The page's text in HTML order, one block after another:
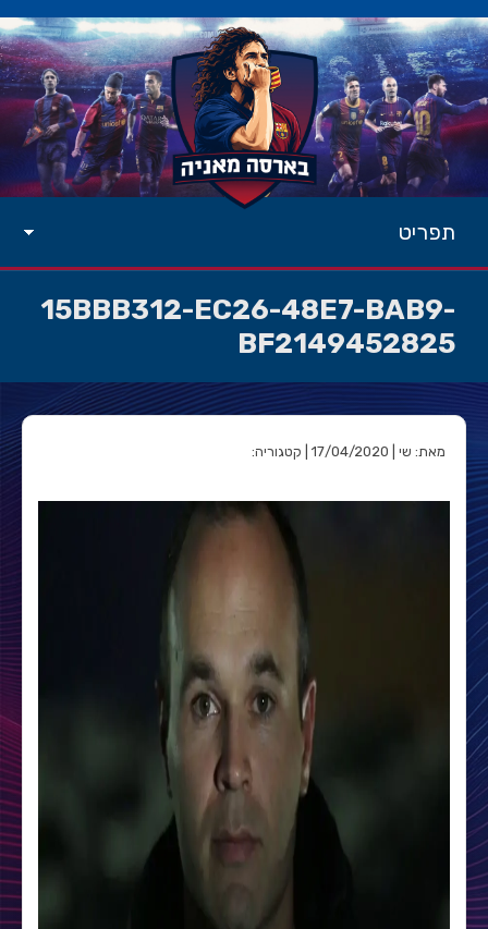
תפריט
15BBB312-EC26-48E7-BAB9-
BF2149452825
מאת: שי | 17/04/2020 | קטגוריה: